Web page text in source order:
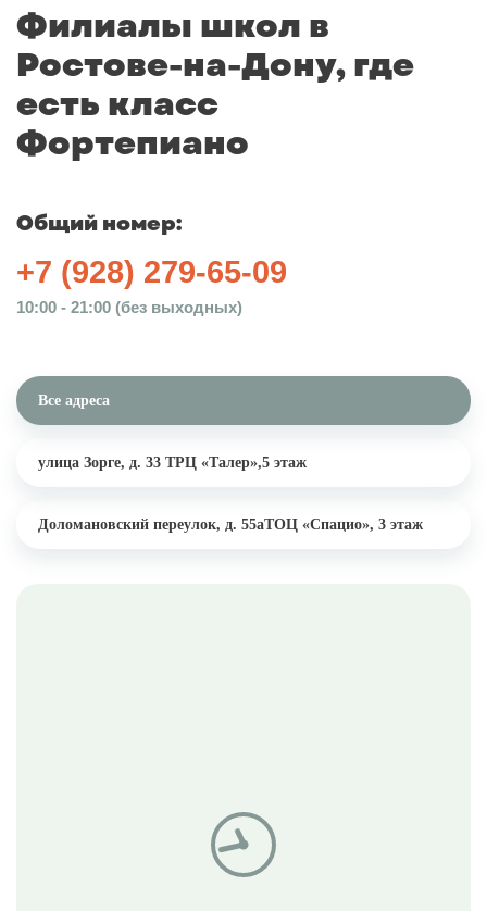
Филиалы школ в
Ростове-на-Дону, где
есть класс
Фортепиано
Общий номер:
+7 (928) 279-65-09
10:00 - 21:00 (без выходных)
Все адреса
улица Зорге, д. 33 ТРЦ «Талер»,5 этаж
Доломановский переулок, д. 55аТОЦ «Спацио», 3 этаж